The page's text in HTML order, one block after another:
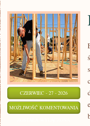
CZERWIEC - 27 - 2026
MOŻLIWOŚĆ KOMENTOWANIA